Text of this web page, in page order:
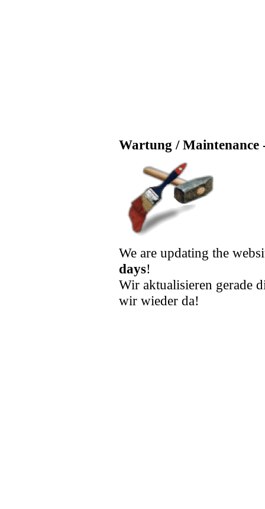
Wartung / Maintenance
We are updating the
days!
Wir aktualisieren gerade
wir wieder da!